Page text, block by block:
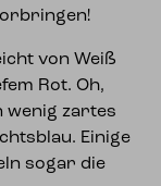
von Weiß
Rot. Oh,
wenig zartes
Einige
sogar die